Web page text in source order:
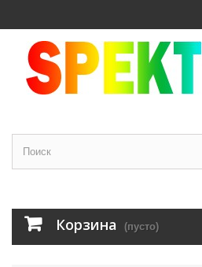
Корзина (пусто)